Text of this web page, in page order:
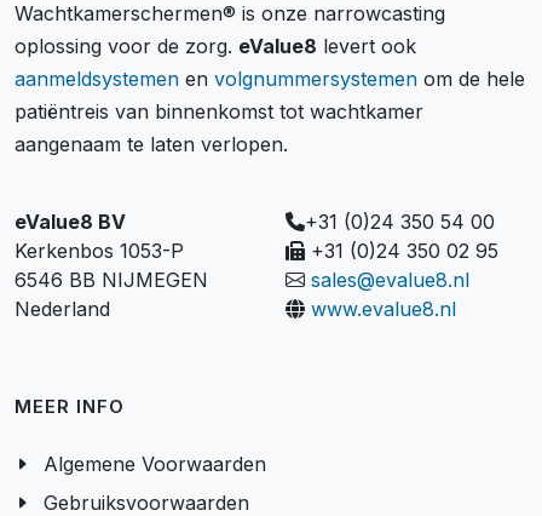
Wachtkamerschermen® is onze narrowcasting
oplossing voor de zorg. eValue8 levert ook
aanmeldsystemen en volgnummersystemen om de hele
patiëntreis van binnenkomst tot wachtkamer
aangenaam te laten verlopen.
eValue8 BV
Kerkenbos 1053-P
6546 BB NIJMEGEN
Nederland
+31 (0)24 350 54 00
+31 (0)24 350 02 95
sales@evalue8.nl
www.evalue8.nl
MEER INFO
Algemene Voorwaarden
Gebruiksvoorwaarden